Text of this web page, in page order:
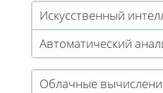
Искусственный
Автоматический
Облачные